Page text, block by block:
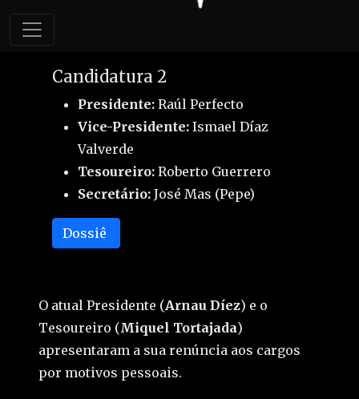
Candidatura 2
Presidente: Raúl Perfecto
Vice-Presidente: Ismael Díaz
Valverde
Tesoureiro: Roberto Guerrero
Secretário: José Mas (Pepe)
Dossiê
O atual Presidente (Arnau Díez) e o
Tesoureiro (Miquel Tortajada)
apresentaram a sua renúncia aos cargos
por motivos pessoais.